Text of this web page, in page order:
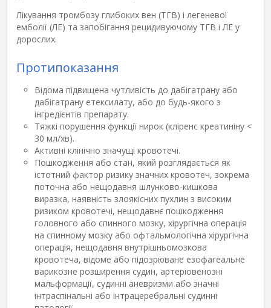
Лікування тромбозу глибоких вен (ТГВ) і легеневої
емболії (ЛЕ) та запобігання рецидивуючому ТГВ і ЛЕ у
дорослих.
Протипоказання
Відома підвищена чутливість до дабігатрану або
дабігатрану етексилату, або до будь-якого з
інгредієнтів препарату.
Тяжкі порушення функції нирок (кліренс креатиніну <
30 мл/хв).
Активні клінічно значущі кровотечі.
Пошкодження або стан, який розглядається як
істотний фактор ризику значних кровотеч, зокрема
поточна або нещодавня шлунково-кишкова
виразка, наявність злоякісних пухлин з високим
ризиком кровотечі, нещодавнє пошкодження
головного або спинного мозку, хірургічна операція
на спинному мозку або офтальмологічна хірургічна
операція, нещодавня внутрішньомозкова
кровотеча, відоме або підозрюване езофагеальне
варикозне розширення судин, артеріовенозні
мальформації, судинні аневризми або значні
інтраспінальні або інтрацеребральні судинні